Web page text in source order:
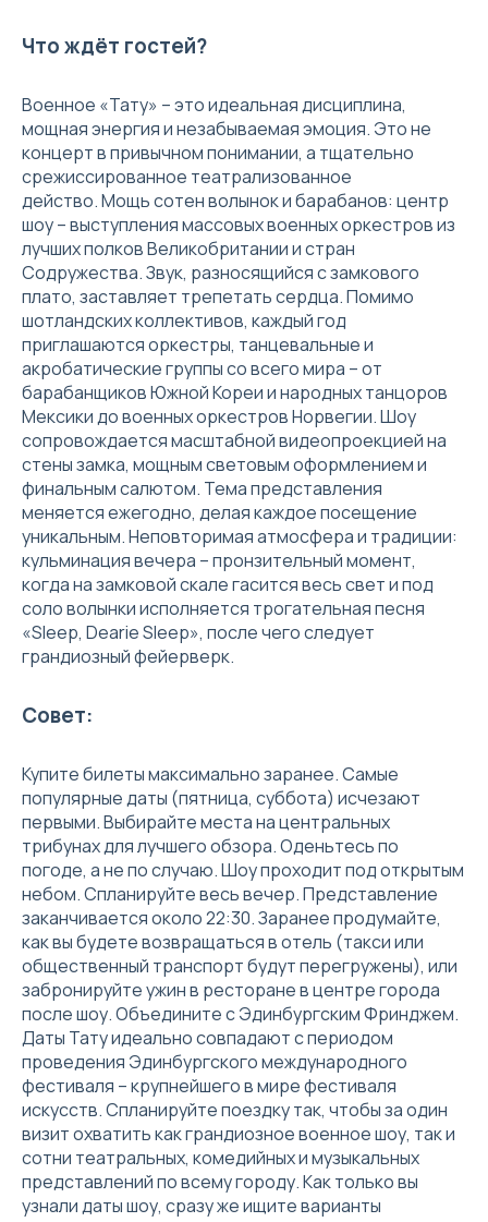
Что ждёт гостей?
Военное «Тату» – это идеальная дисциплина,
мощная энергия и незабываемая эмоция. Это не
концерт в привычном понимании, а тщательно
срежиссированное театрализованное
действо. Мощь сотен волынок и барабанов: центр
шоу – выступления массовых военных оркестров из
лучших полков Великобритании и стран
Содружества. Звук, разносящийся с замкового
плато, заставляет трепетать сердца. Помимо
шотландских коллективов, каждый год
приглашаются оркестры, танцевальные и
акробатические группы со всего мира – от
барабанщиков Южной Кореи и народных танцоров
Мексики до военных оркестров Норвегии. Шоу
сопровождается масштабной видеопроекцией на
стены замка, мощным световым оформлением и
финальным салютом. Тема представления
меняется ежегодно, делая каждое посещение
уникальным. Неповторимая атмосфера и традиции:
кульминация вечера – пронзительный момент,
когда на замковой скале гасится весь свет и под
соло волынки исполняется трогательная песня
«Sleep, Dearie Sleep», после чего следует
грандиозный фейерверк.
Совет:
Купите билеты максимально заранее. Самые
популярные даты (пятница, суббота) исчезают
первыми. Выбирайте места на центральных
трибунах для лучшего обзора. Оденьтесь по
погоде, а не по случаю. Шоу проходит под открытым
небом. Спланируйте весь вечер. Представление
заканчивается около 22:30. Заранее продумайте,
как вы будете возвращаться в отель (такси или
общественный транспорт будут перегружены), или
забронируйте ужин в ресторане в центре города
после шоу. Объедините с Эдинбургским Фринджем.
Даты Тату идеально совпадают с периодом
проведения Эдинбургского международного
фестиваля – крупнейшего в мире фестиваля
искусств. Спланируйте поездку так, чтобы за один
визит охватить как грандиозное военное шоу, так и
сотни театральных, комедийных и музыкальных
представлений по всему городу. Как только вы
узнали даты шоу, сразу же ищите варианты